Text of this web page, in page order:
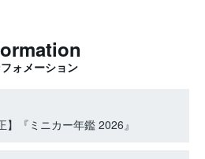
ォメーション
】『ミニカー年鑑 2026』